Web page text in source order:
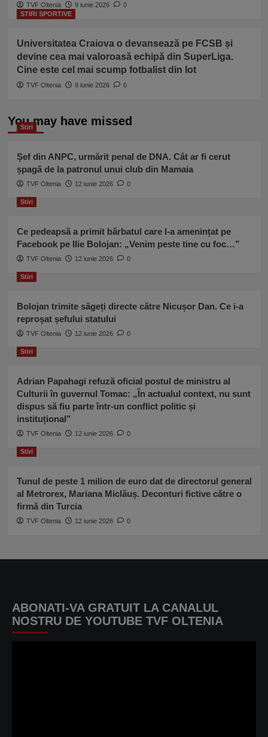
TVF Oltenia 9 iunie 2026
0
STIRI SPORTIVE
Universitatea Craiova o devansează pe FCSB și
devine cea mai valoroasă echipă din SuperLiga.
Cine este cel mai scump fotbalist din lot
TVF Oltenia 9 iunie 2026 0
You may have missed
Stiri
Șef din ANPC, urmărit penal de DNA. Cât ar fi cerut
șpagă de la patronul unui club din Mamaia
TVF Oltenia 12 iunie 2026 0
Stiri
Ce pedeapsă a primit bărbatul care l-a amenințat pe
Facebook pe Ilie Bolojan: „Venim peste tine cu foc…”
TVF Oltenia 12 iunie 2026 0
Stiri
Bolojan trimite săgeți directe către Nicușor Dan. Ce i-a
reproșat șefului statului
TVF Oltenia 12 iunie 2026 0
Stiri
Adrian Papahagi refuză oficial postul de ministru al
Culturii în guvernul Tomac: „În actualul context, nu sunt
dispus să fiu parte într-un conflict politic și
instituțional”
TVF Oltenia 12 iunie 2026 0
Stiri
Tunul de peste 1 milion de euro dat de directorul general
al Metrorex, Mariana Miclăuș. Deconturi fictive către o
firmă din Turcia
TVF Oltenia 12 iunie 2026 0
ABONATI-VA GRATUIT LA CANALUL
NOSTRU DE YOUTUBE TVF OLTENIA